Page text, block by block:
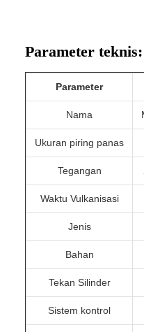
Parameter teknis:
Parameter
Nama
Ukuran piring panas
Tegangan
Waktu Vulkanisasi
Jenis
Bahan
Tekan Silinder
Sistem kontrol